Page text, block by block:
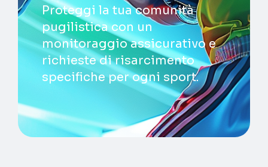
Proteggi la tua comunità
pugilistica con un
monitoraggio assicurativo e
richieste di risarcimento
specifiche per ogni sport.